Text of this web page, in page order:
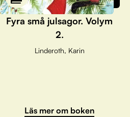
Fyra små julsagor. Volym
2.
Linderoth, Karin
Läs mer om boken